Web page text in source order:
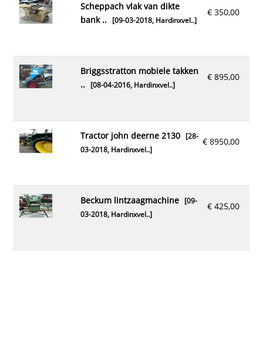
€ 350,00
scheppach vlak van dikte
bank ..[09-03-2018, Hardinxvel..]
€ 895,00
briggsstratton mobiele takken
..[08-04-2016, Hardinxvel..]
€ 8950,00
tractor john deerne 2130[28-
03-2018, Hardinxvel..]
€ 425,00
beckum lintzaagmachine[09-
03-2018, Hardinxvel..]